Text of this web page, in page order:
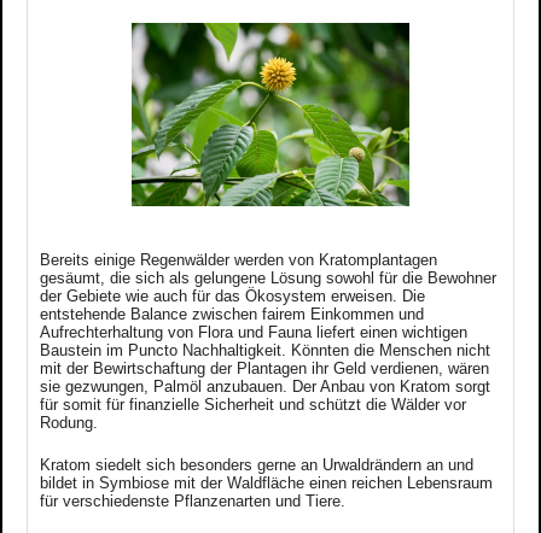
Bereits einige Regenwälder werden von Kratomplantagen
gesäumt, die sich als gelungene Lösung sowohl für die Bewohner
der Gebiete wie auch für das Ökosystem erweisen. Die
entstehende Balance zwischen fairem Einkommen und
Aufrechterhaltung von Flora und Fauna liefert einen wichtigen
Baustein im Puncto Nachhaltigkeit. Könnten die Menschen nicht
mit der Bewirtschaftung der Plantagen ihr Geld verdienen, wären
sie gezwungen, Palmöl anzubauen. Der Anbau von Kratom sorgt
für somit für finanzielle Sicherheit und schützt die Wälder vor
Rodung.
Kratom siedelt sich besonders gerne an Urwaldrändern an und
bildet in Symbiose mit der Waldfläche einen reichen Lebensraum
für verschiedenste Pflanzenarten und Tiere.